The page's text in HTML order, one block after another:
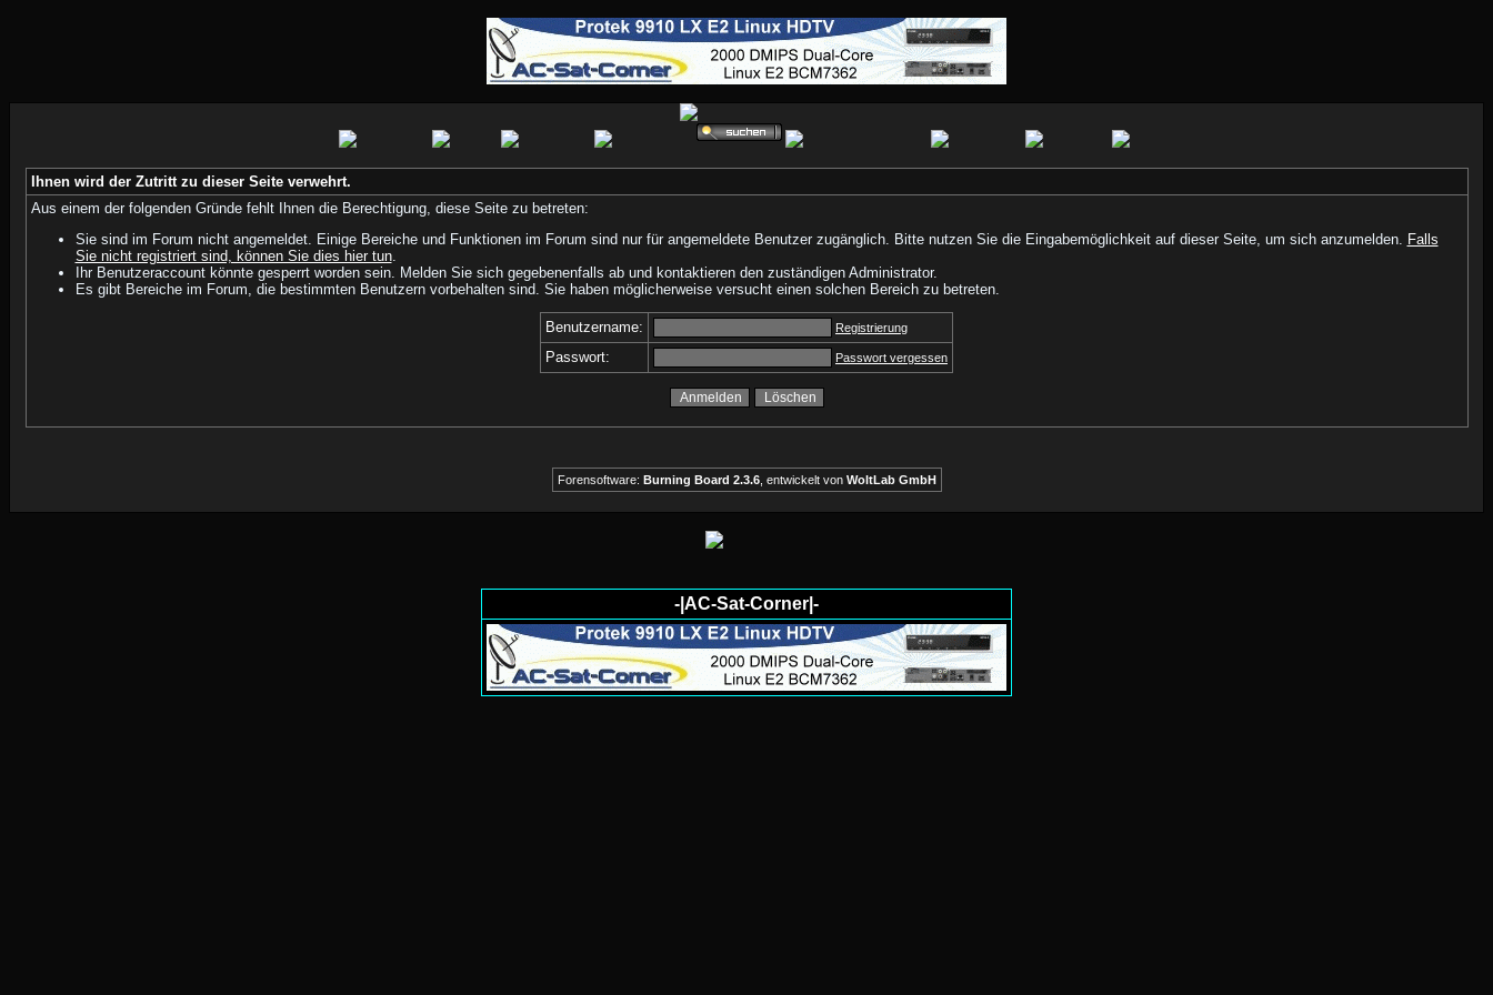
Ihnen wird der Zutritt zu dieser Seite verwehrt.
Aus einem der folgenden Gründe fehlt Ihnen die Berechtigung, diese Seite zu betreten:
Sie sind im Forum nicht angemeldet. Einige Bereiche und Funktionen im Forum sind nur für angemeldete Benutzer zugänglich. Bitte nutzen Sie die Eingabemöglichkeit auf dieser Seite, um sich anzumelden. Falls
Sie nicht registriert sind, können Sie dies hier tun.
Ihr Benutzeraccount könnte gesperrt worden sein. Melden Sie sich gegebenenfalls ab und kontaktieren den zuständigen Administrator.
Es gibt Bereiche im Forum, die bestimmten Benutzern vorbehalten sind. Sie haben möglicherweise versucht einen solchen Bereich zu betreten.
Benutzername: Registrierung
Passwort: Passwort vergessen
Forensoftware: Burning Board 2.3.6, entwickelt von WoltLab GmbH
-|AC-Sat-Corner|-